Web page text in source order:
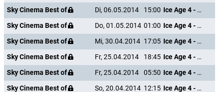
Sky Cinema Best of
Di, 06.05.2014 15:00
Ice Age 4 - Voll verschoben
Sky Cinema Best of
Do, 01.05.2014 01:00
Ice Age 4 - Voll verschoben
Sky Cinema Best of
Mi, 30.04.2014 17:05
Ice Age 4 - Voll verschoben
Sky Cinema Best of
Fr, 25.04.2014 18:45
Ice Age 4 - Voll verschoben
Sky Cinema Best of
Fr, 25.04.2014 05:50
Ice Age 4 - Voll verschoben
Sky Cinema Best of
So, 20.04.2014 12:15
Ice Age 4 - Voll verschoben